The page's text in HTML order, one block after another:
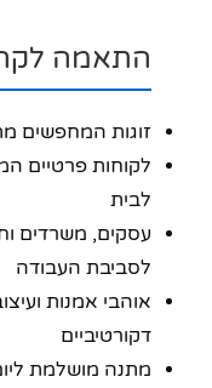
התאמה
זוגות המחפשים
לקוחות פרטיים
לבית
עסקים, משרדים
לסביבת העבודה
אוהבי אמנות
דקורטיביים
מתנה מושלמת